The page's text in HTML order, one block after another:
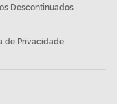
Descontinuados
de Privacidade